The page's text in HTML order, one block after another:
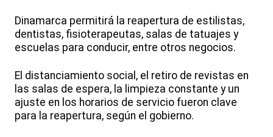
Dinamarca permitirá la reapertura de estilistas,
dentistas, fisioterapeutas, salas de tatuajes y
escuelas para conducir, entre otros negocios.
El distanciamiento social, el retiro de revistas en
las salas de espera, la limpieza constante y un
ajuste en los horarios de servicio fueron clave
para la reapertura, según el gobierno.